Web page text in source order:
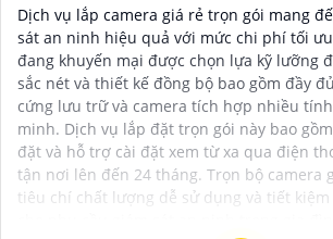
Dịch vụ lắp camera giá rẻ trọn gói mang
sát an ninh hiệu quả với mức chi phí tối
đang khuyến mại được chọn lựa kỹ lưỡng
sắc nét và thiết kế đồng bộ bao gồm đầy
cứng lưu trữ và camera tích hợp nhiều
minh. Dịch vụ lắp đặt trọn gói này bao
đặt và hỗ trợ cài đặt xem từ xa qua điện
tận nơi lên đến 24 tháng. Trọn bộ camera
tiêu chí chất lượng dễ sử dụng và tiết